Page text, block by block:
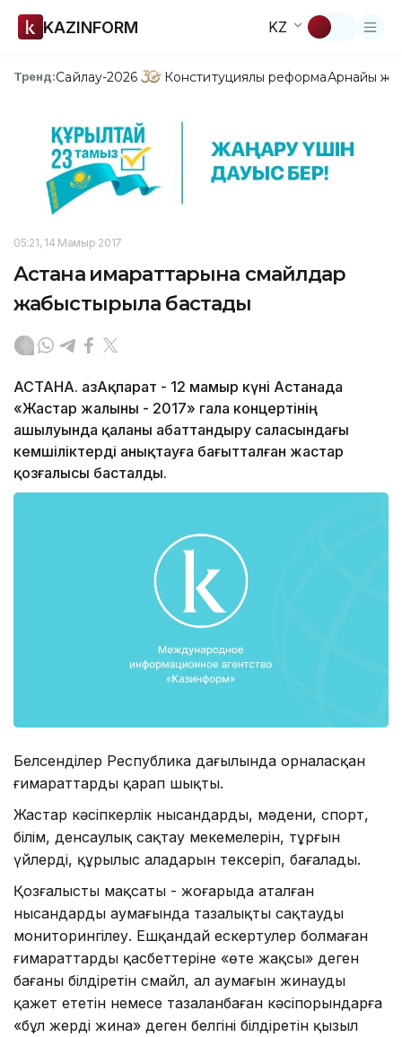
KAZINFORM KZ
Тренд:Сайлау-2026 Конституциялық реформаАрнайы
05:21, 14 Мамыр 2017
Астана ғимараттарына смайлдар
жабыстырыла бастады
АСТАНА. ҚазАқпарат - 12 мамыр күні Астанада
«Жастар жалыны - 2017» гала концертінің
ашылуында қаланы абаттандыру саласындағы
кемшіліктерді анықтауға бағытталған жастар
қозғалысы басталды.
Белсенділер Республика даңғылында орналасқан
ғимараттарды қарап шықты.
Жастар кәсіпкерлік нысандарды, мәдени, спорт,
білім, денсаулық сақтау мекемелерін, тұрғын
үйлерді, құрылыс алаңдарын тексеріп, бағалады.
Қозғалыстың мақсаты - жоғарыда аталған
нысандардың аумағында тазалықты сақтауды
мониторингілеу. Ешқандай ескертулер болмаған
ғимараттардың қасбеттеріне «өте жақсы» деген
бағаны білдіретін смайл, ал аумағын жинауды
қажет ететін немесе тазаланбаған кәсіпорындарға
«бұл жерді жина» деген белгіні білдіретін қызыл